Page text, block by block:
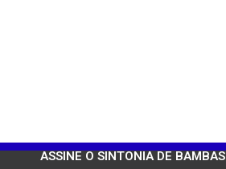
ASSINE O SINTONIA DE BAMBAS